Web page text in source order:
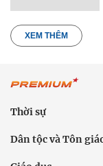
XEM THÊM
Thời sự
Dân tộc và Tôn